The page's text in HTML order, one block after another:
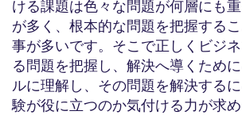
ける課題は色々な問題が何層にも
が多く、根本的な問題を把握する
事が多いです。そこで正しくビジ
る問題を把握し、解決へ導くため
ルに理解し、その問題を解決する
験が役に立つのか気付ける力が求